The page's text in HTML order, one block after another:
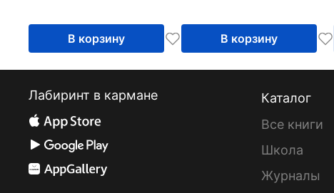
В корзину В корзину
Лабиринт в кармане
Каталог
Все книги
Школа
Журналы